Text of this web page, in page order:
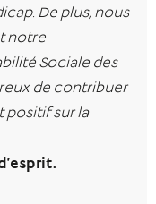
De plus, nous
notre
Sociale des
de contribuer
positif sur la